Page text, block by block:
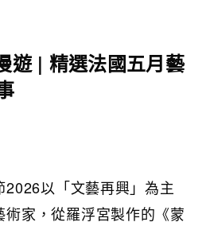
遊 | 精選法國五月藝
2026以「文藝再興」為主
家，從羅浮宮製作的《蒙